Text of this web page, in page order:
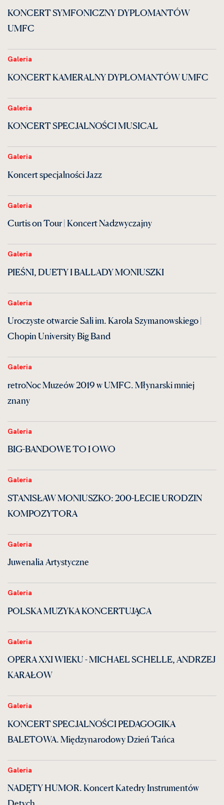
KONCERT SYMFONICZNY DYPLOMANTÓW
UMFC
Galeria
KONCERT KAMERALNY DYPLOMANTÓW UMFC
Galeria
KONCERT SPECJALNOŚCI MUSICAL
Galeria
Koncert specjalności Jazz
Galeria
Curtis on Tour | Koncert Nadzwyczajny
Galeria
PIEŚNI, DUETY I BALLADY MONIUSZKI
Galeria
Uroczyste otwarcie Sali im. Karola Szymanowskiego |
Chopin University Big Band
Galeria
retroNoc Muzeów 2019 w UMFC. Młynarski mniej
znany
Galeria
BIG-BANDOWE TO I OWO
Galeria
STANISŁAW MONIUSZKO: 200-LECIE URODZIN
KOMPOZYTORA
Galeria
Juwenalia Artystyczne
Galeria
POLSKA MUZYKA KONCERTUJĄCA
Galeria
OPERA XXI WIEKU - MICHAEL SCHELLE, ANDRZEJ
KARAŁOW
Galeria
KONCERT SPECJALNOŚCI PEDAGOGIKA
BALETOWA. Międzynarodowy Dzień Tańca
Galeria
NADĘTY HUMOR. Koncert Katedry Instrumentów